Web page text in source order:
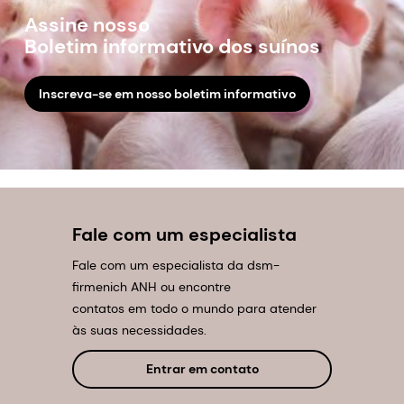
Assine nosso
Boletim informativo dos suínos
Inscreva-se em nosso boletim informativo
Fale com um especialista
Fale com um especialista da dsm-
firmenich ANH ou encontre
contatos em todo o mundo para atender
às suas necessidades.
Entrar em contato